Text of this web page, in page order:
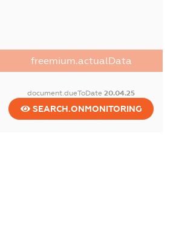
freemium.actualData
document.dueToDate20.04.25
SEARCH.ONMONITORING